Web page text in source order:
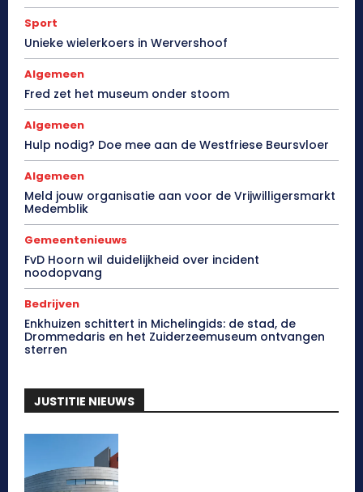
Sport
Unieke wielerkoers in Wervershoof
Algemeen
Fred zet het museum onder stoom
Algemeen
Hulp nodig? Doe mee aan de Westfriese Beursvloer
Algemeen
Meld jouw organisatie aan voor de Vrijwilligersmarkt
Medemblik
Gemeentenieuws
FvD Hoorn wil duidelijkheid over incident
noodopvang
Bedrijven
Enkhuizen schittert in Michelingids: de stad, de
Drommedaris en het Zuiderzeemuseum ontvangen
sterren
JUSTITIE NIEUWS